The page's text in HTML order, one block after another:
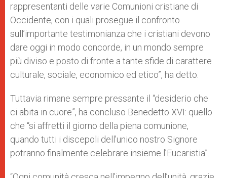
rappresentanti delle varie Comunioni cristiane di
Occidente, con i quali prosegue il confronto
sull’importante testimonianza che i cristiani devono
dare oggi in modo concorde, in un mondo sempre
più diviso e posto di fronte a tante sfide di carattere
culturale, sociale, economico ed etico”, ha detto.
Tuttavia rimane sempre pressante il “desiderio che
ci abita in cuore”, ha concluso Benedetto XVI: quello
che “si affretti il giorno della piena comunione,
quando tutti i discepoli dell’unico nostro Signore
potranno finalmente celebrare insieme l’Eucaristia”.